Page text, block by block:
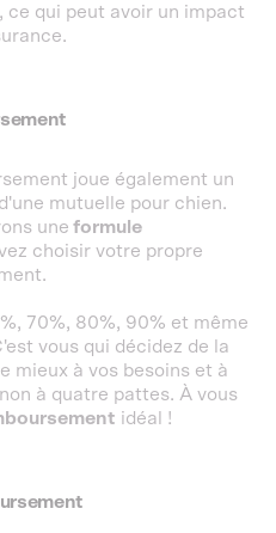
, ce qui peut avoir un impact
joue également un
mutuelle pour chien.
une formule
choisir votre propre
70%, 80%, 90% et même
vous qui décidez de la
mieux à vos besoins et à
à quatre pattes. À vous
idéal !